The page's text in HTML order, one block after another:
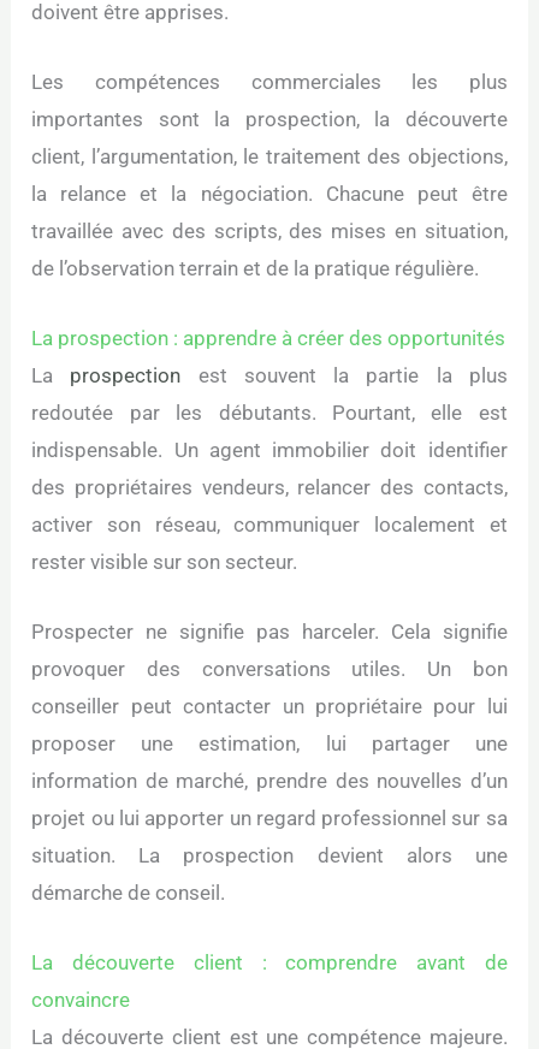
doivent être apprises.
Les compétences commerciales les plus
importantes sont la prospection, la découverte
client, l’argumentation, le traitement des objections,
la relance et la négociation. Chacune peut être
travaillée avec des scripts, des mises en situation,
de l’observation terrain et de la pratique régulière.
La prospection : apprendre à créer des opportunités
La prospection est souvent la partie la plus
redoutée par les débutants. Pourtant, elle est
indispensable. Un agent immobilier doit identifier
des propriétaires vendeurs, relancer des contacts,
activer son réseau, communiquer localement et
rester visible sur son secteur.
Prospecter ne signifie pas harceler. Cela signifie
provoquer des conversations utiles. Un bon
conseiller peut contacter un propriétaire pour lui
proposer une estimation, lui partager une
information de marché, prendre des nouvelles d’un
projet ou lui apporter un regard professionnel sur sa
situation. La prospection devient alors une
démarche de conseil.
La découverte client : comprendre avant de
convaincre
La découverte client est une compétence majeure.